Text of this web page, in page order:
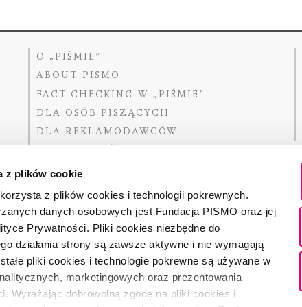
z plików cookie
z plików cookies i technologii pokrewnych.
danych osobowych jest Fundacja PISMO oraz jej
Prywatności. Pliki cookies niezbędne do
działania strony są zawsze aktywne i nie wymagają
pliki cookies i technologie pokrewne są używane w
marketingowych oraz prezentowania
Wyrażając dobrowolną zgodę na pliki cookies i
O „PIŚMIE”
ABOUT PISMO
FACT-CHECKING W „PIŚMIE”
DLA OSÓB PISZĄCYCH
DLA REKLAMODAWCÓW